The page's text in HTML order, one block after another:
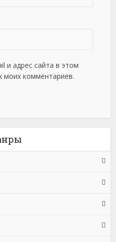
и адрес сайта в этом
моих комментариев.
аудит